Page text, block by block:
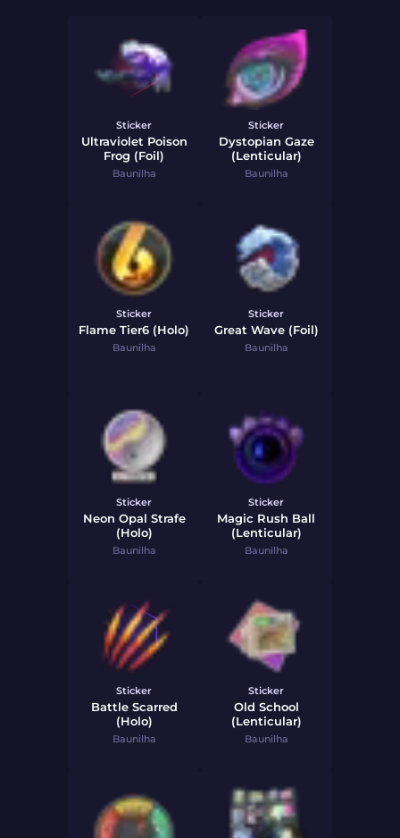
Sticker
Ultraviolet Poison
Frog (Foil)
Baunilha
Sticker
Dystopian Gaze
(Lenticular)
Baunilha
Sticker
Flame Tier6 (Holo)
Baunilha
Sticker
Great Wave (Foil)
Baunilha
Sticker
Neon Opal Strafe
(Holo)
Baunilha
Sticker
Magic Rush Ball
(Lenticular)
Baunilha
Sticker
Battle Scarred
(Holo)
Baunilha
Sticker
Old School
(Lenticular)
Baunilha